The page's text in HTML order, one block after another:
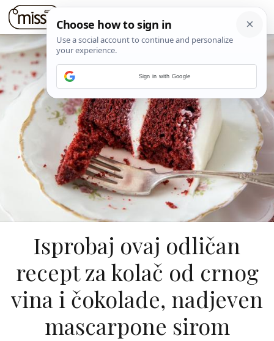
Isprobaj ovaj odličan
recept za kolač od crnog
vina i čokolade, nadjeven
mascarpone sirom
Sign in with Google